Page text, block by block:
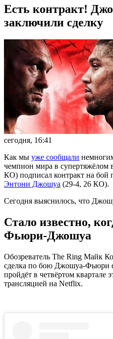
Есть контракт!
заключили сделку
сегодня, 16:41
Как мы уже сообщали
чемпион мира в супертяжёлом
КО) подписал контракт на бой
Энтони Джошуа (29-4, 26 КО).
Сегодня выяснилось, что
Стало известно,
Фьюри-Джошуа
Обозреватель The Ring Майк
сделка по бою Джошуа-Фьюри
пройдёт в четвёртом квартале
трансляцией на Netflix.